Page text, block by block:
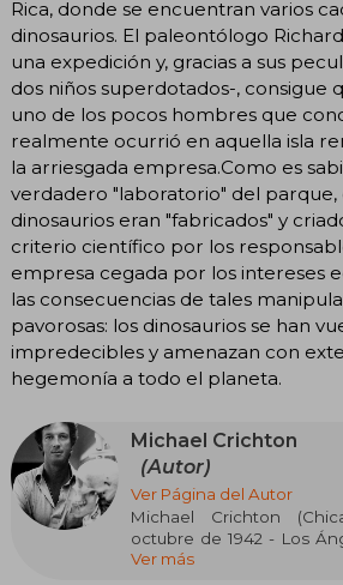
Rica, donde se encuentran varios
dinosaurios. El paleontólogo
una expedición y, gracias a sus
dos niños superdotados-, consigue
uno de los pocos hombres que
realmente ocurrió en aquella isla
la arriesgada empresa.Como es
verdadero "laboratorio" del parque,
dinosaurios eran "fabricados" y
criterio científico por los
empresa cegada por los intereses
las consecuencias de tales
pavorosas: los dinosaurios se han
impredecibles y amenazan con
hegemonía a todo el planeta.
Michael Crichton
(Autor)
Ver Página del Autor
Michael Crichton
octubre de 1942 - Los
noviembre de 2008) fue
Ver más